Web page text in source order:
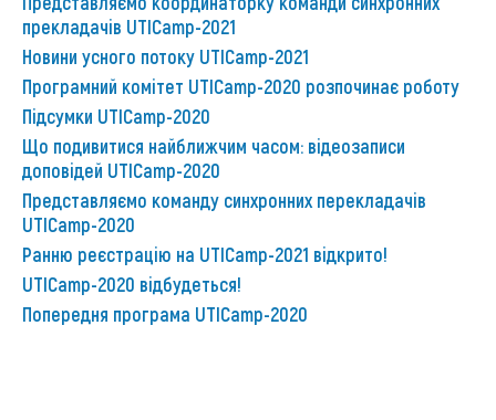
прекладачів UTICamp-2021
Новини усного потоку UTICamp-2021
Програмний комітет UTICamp-2020 розпочинає роботу
Підсумки UTICamp-2020
Що подивитися найближчим часом: відеозаписи
доповідей UTICamp-2020
Представляємо команду синхронних перекладачів
UTICamp-2020
Ранню реєстрацію на UTICamp-2021 відкрито!
UTICamp-2020 відбудеться!
Попередня програма UTICamp-2020